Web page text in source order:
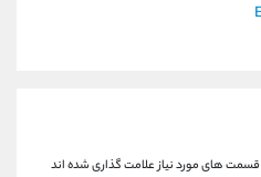
قسمت های مورد نیاز علامت گذاری شده اند